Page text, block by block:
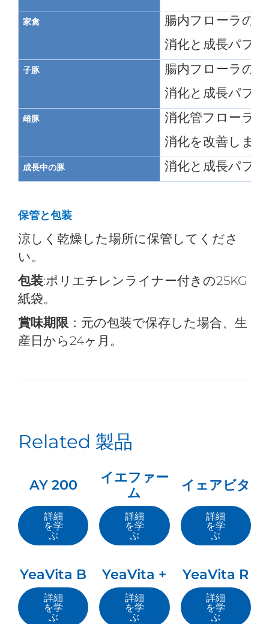
家禽
腸内フローラの
消化と成長パフ
子豚
腸内フローラの
消化と成長パフ
雌豚
消化管フローラ
消化を改善します
成長中の豚 消化と成長パフ
保管と包装
涼しく乾燥した場所に保管してくださ
い。
包装:ポリエチレンライナー付きの25KG
紙袋。
賞味期限：元の包装で保存した場合、生
産日から24ヶ月。
Related 製品
AY 200
詳細
を学
ぶ
イエファー
ム
詳細
を学
ぶ
イェアビタ
詳細
を学
ぶ
YeaVita B
詳細
を学
ぶ
YeaVita +
詳細
を学
ぶ
YeaVita R
詳細
を学
ぶ